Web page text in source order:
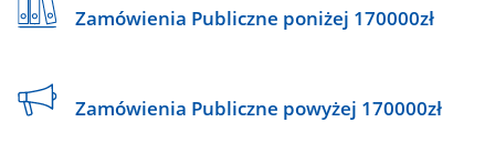
Zamówienia Publiczne poniżej 170000zł
Zamówienia Publiczne powyżej 170000zł